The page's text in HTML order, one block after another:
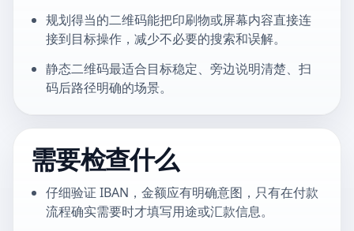
规划得当的二维码能把印刷物或屏幕内容直接连
接到目标操作，减少不必要的搜索和误解。
静态二维码最适合目标稳定、旁边说明清楚、扫
码后路径明确的场景。
需要检查什么
仔细验证 IBAN，金额应有明确意图，只有在付款
流程确实需要时才填写用途或汇款信息。